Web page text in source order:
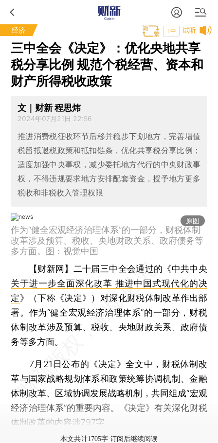
经济 试听
T中
三中全会《决定》：优化央地共享
税分享比例 规范个税经营、资本和
财产所得税收政策
文｜财新 程思炜
2024年07月21日 22:56
推进消费税征收环节后移并稳步下划地方，完善增值
税留抵退税政策和抵扣链条，优化共享税分享比例；
适度加强中央事权，减少委托地方代行的中央财政事
权，不得违规要求地方安排配套资金，授予地方更多
税收和非税收入管理权限
原图
作为“健全宏观经济治理体系”的一部分，财税体制
改革涉及预算、税收、央地财政关系、政府债务等
多方面。图：视觉中国
【财新网】 二十届三中全会通过的《中共中央
关于进一步全面深化改革 推进中国式现代化的决
定》（下称《决定》）对深化财税体制改革作出部
署。作为“健全宏观经济治理体系”的一部分，财税
体制改革涉及预算、税收、央地财政关系、政府债
务等多方面。
7月21日公布的《决定》全文中，财税体制改
革与国家战略规划体系和政策统筹协调机制、金融
体制改革、区域协调发展战略机制，共同组成“宏观
经济治理体系”的重要内容。《决定》有关深化财税
体制改革的内容涉797字。
本文共计1705字 订阅后继续阅读